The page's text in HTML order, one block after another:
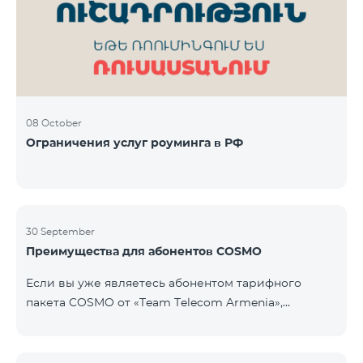
Фиксированная телефония: 180 минут на звонки
внутри фиксированной сети Team Телевизионная
08 October
Ограничения услуг роуминга в РФ
30 September
Преимущества для абонентов COSMO
Если вы уже являетесь абонентом тарифного
пакета COSMO от «Team Telecom Armenia»,